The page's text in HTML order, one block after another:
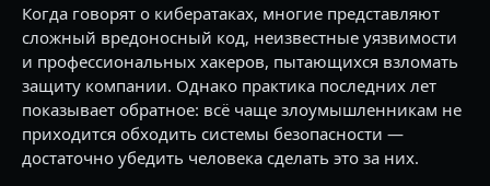
Когда говорят о кибератаках, многие представляют
сложный вредоносный код, неизвестные уязвимости
и профессиональных хакеров, пытающихся взломать
защиту компании. Однако практика последних лет
показывает обратное: всё чаще злоумышленникам не
приходится обходить системы безопасности —
достаточно убедить человека сделать это за них.